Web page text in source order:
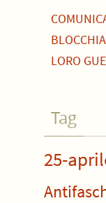
LORO
Tag
25-